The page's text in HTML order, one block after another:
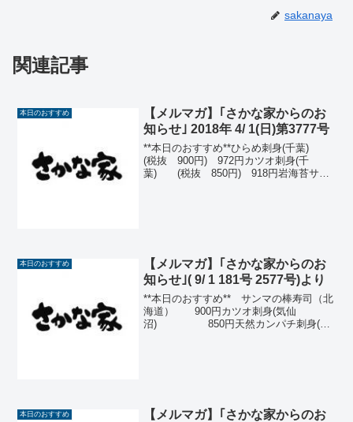
sakanaya
関連記事
本日のおすすめ
【メルマガ】｢さかな家からのお
知らせ｣ 2018年 4/ 1(日)第3777号
**本日のおすすめ**ひらめ刺身(千葉)
(税抜 900円) 972円カツオ刺身(千
葉) (税抜 850円) 918円岩海苔サラ
本日のおすすめ
【メルマガ】｢さかな家からのお
知らせ｣( 9/ 1 181号 2577号)より
**本日のおすすめ** サンマの棒寿司（北
海道） 900円カツオ刺身(気仙
沼) 850円天然カンパチ刺身(舞
本日のおすすめ
【メルマガ】｢さかな家からのお